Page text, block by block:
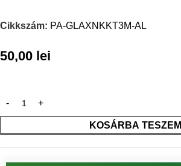
Cikkszám: PA-GLAXNKKT3M-AL
50,00 lei
KOSÁRBA TESZEM